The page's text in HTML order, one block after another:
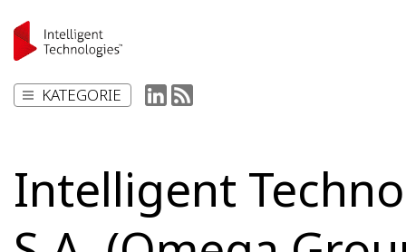
KATEGORIE
Intelligent